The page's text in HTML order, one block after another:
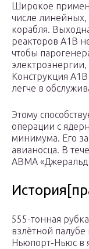
Широкое
числе линейных,
корабля.
реакторов A1B
чтобы
Конструкция
легче в
Этому
операции с
минимума. Его
авианосца. В
АВМА «Джеральд
555-тонная
взлётной
Ньюпорт-Ньюс в